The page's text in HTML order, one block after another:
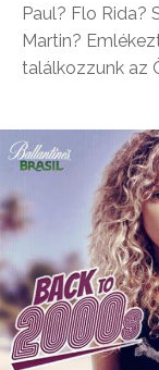
Paul? Flo Rida?
Martin?
találkozzunk az